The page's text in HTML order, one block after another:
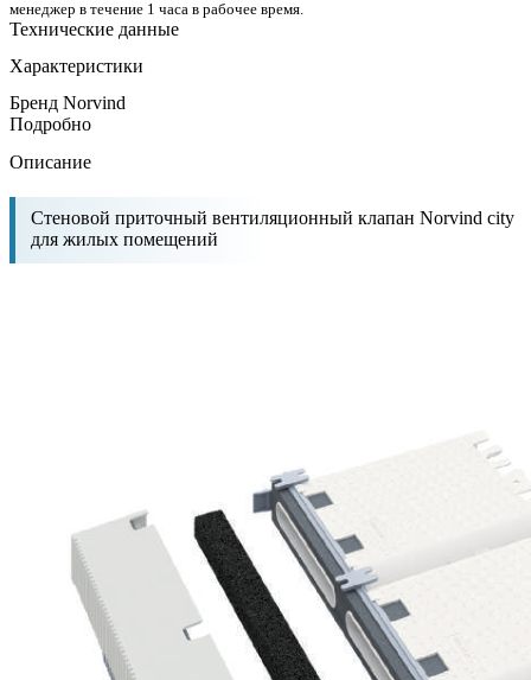
менеджер в течение 1 часа в рабочее время.
Технические данные
Характеристики
Бренд Norvind
Подробно
Описание
Стеновой приточный вентиляционный клапан Norvind city
для жилых помещений